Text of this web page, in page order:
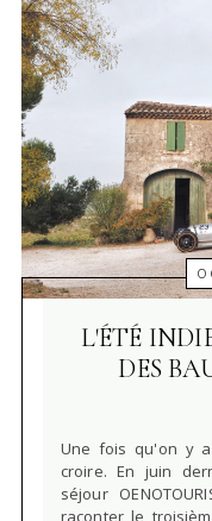
L'ÉTÉ
DES
Une fois qu'on y
croire. En juin
séjour
raconter le